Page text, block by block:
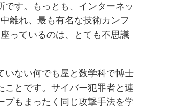
す。もっとも、インターネッ
離れ、最も有名な技術カンフ
っているのは、とても不思議
いない何でも屋と数学科で博士
とです。サイバー犯罪者と連
もまったく同じ攻撃手法を学